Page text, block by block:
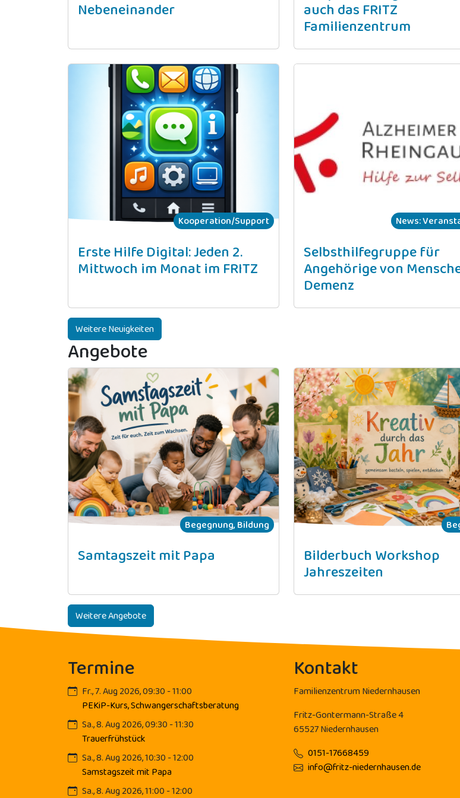
Nebeneinander
auch das FRITZ
Familienzentrum
Kooperation/Support
Erste Hilfe Digital: Jeden 2.
Mittwoch im Monat im FRITZ
News:
Selbsthilfegruppe für
Angehörige von
Demenz
Weitere Neuigkeiten
Angebote
Begegnung, Bildung
Samtagszeit mit Papa
Bilderbuch Workshop
Jahreszeiten
Weitere Angebote
Termine
Fr., 7. Aug 2026, 09:30 - 11:00
PEKiP-Kurs, Schwangerschaftsberatung
Sa., 8. Aug 2026, 09:30 - 11:30
Trauerfrühstück
Sa., 8. Aug 2026, 10:30 - 12:00
Samstagszeit mit Papa
Sa., 8. Aug 2026, 11:00 - 12:00
Kontakt
Familienzentrum Niedernhausen
Fritz-Gontermann-Straße 4
65527 Niedernhausen
0151-17668459
info@fritz-niedernhausen.de